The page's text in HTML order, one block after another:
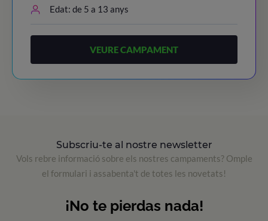
Edat: de 5 a 13 anys
VEURE CAMPAMENT
Subscriu-te al nostre newsletter
Vols rebre informació sobre els nostres campaments? Omple
el formulari i assabenta't de totes les novetats!